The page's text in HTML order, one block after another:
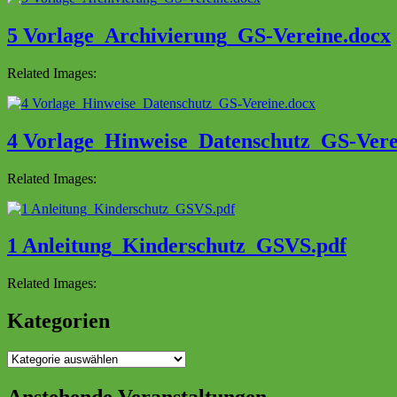
5 Vorlage_Archivierung_GS-Vereine.docx
Related Images:
4 Vorlage_Hinweise_Datenschutz_GS-
Related Images:
1 Anleitung_Kinderschutz_GSVS.pdf
Related Images:
Kategorien
Kategorien